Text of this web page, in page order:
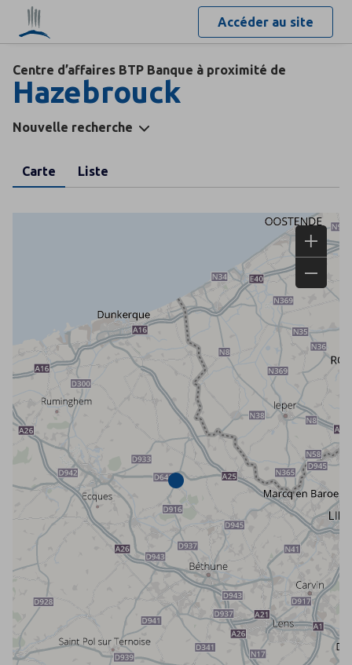
Accéder au site
Centre d’affaires BTP Banque à proximité de
Hazebrouck
Nouvelle recherche
Carte Liste